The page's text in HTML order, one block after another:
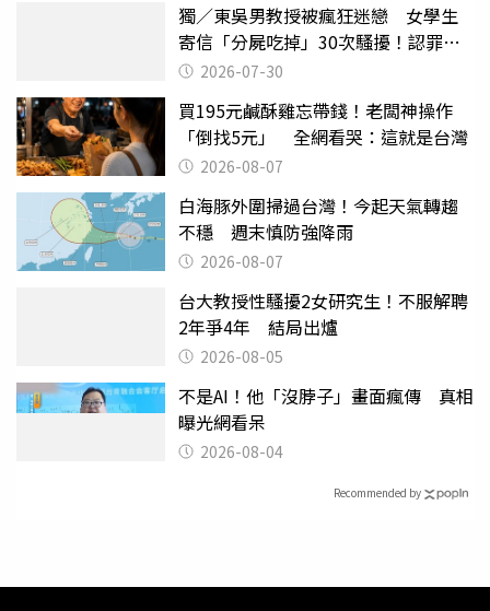
獨／東吳男教授被瘋狂迷戀 女學生
寄信「分屍吃掉」30次騷擾！認罪免
關 2026-07-30
買195元鹹酥雞忘帶錢！老闆神操作
「倒找5元」 全網看哭：這就是台灣
2026-08-07
白海豚外圍掃過台灣！今起天氣轉趨
不穩 週末慎防強降雨
2026-08-07
台大教授性騷擾2女研究生！不服解聘
2年爭4年 結局出爐
2026-08-05
不是AI！他「沒脖子」畫面瘋傳 真相
曝光網看呆
2026-08-04
Recommended by